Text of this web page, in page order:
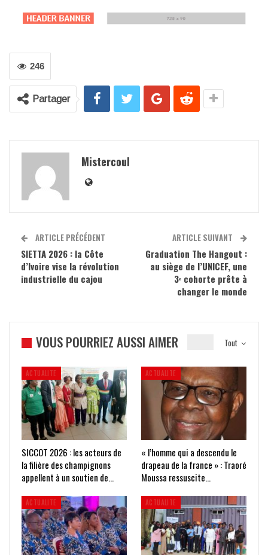
246
Partager
Mistercoul
ARTICLE PRÉCÉDENT
SIETTA 2026 : la Côte
d’Ivoire vise la révolution
industrielle du cajou
ARTICLE SUIVANT
Graduation The Hangout :
au siège de l’UNICEF, une
3ᵉ cohorte prête à
changer le monde
Tout
VOUS POURRIEZ AUSSI AIMER
ACTUALITE
SICCOT 2026 : les acteurs de
la filière des champignons
appellent à un soutien de…
ACTUALITE
« l’homme qui a descendu le
drapeau de la france » : Traoré
Moussa ressuscite…
ACTUALITE ACTUALITE